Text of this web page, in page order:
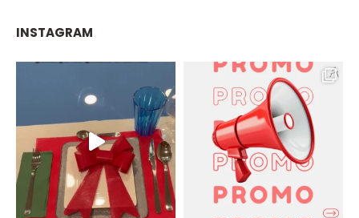
INSTAGRAM